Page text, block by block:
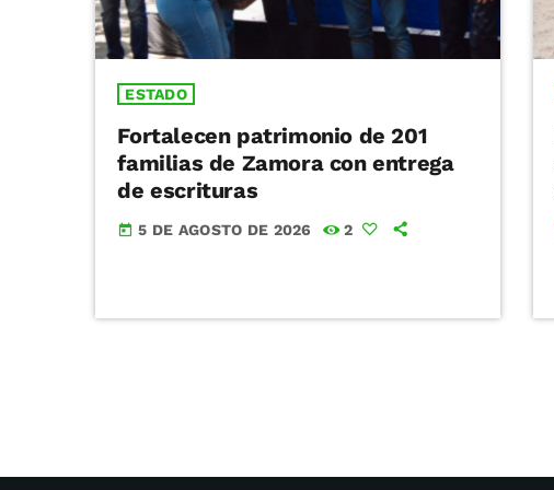
ESTADO
Fortalecen patrimonio de 201
familias de Zamora con entrega
de escrituras
today 5 DE AGOSTO DE 2026 2